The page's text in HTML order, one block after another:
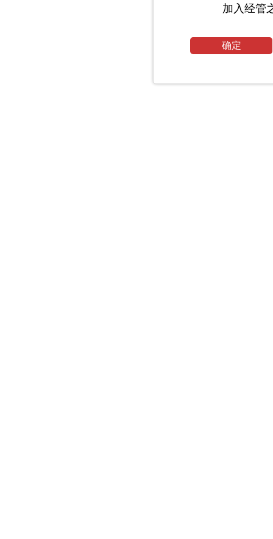
加入经管
确定